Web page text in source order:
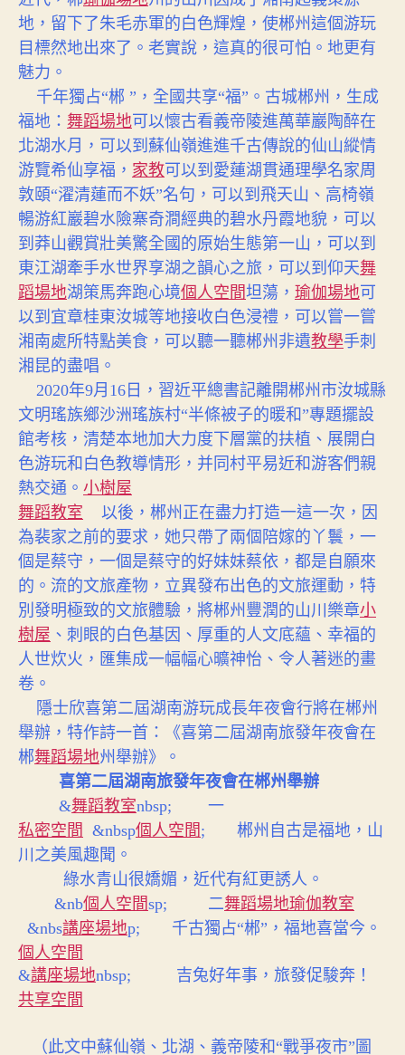
地，留下了朱毛赤軍的白色輝煌，使郴州這個游玩
目標然地出來了。老實說，這真的很可怕。地更有
魅力。
千年獨占“郴 ”，全國共享“福”。古城郴州，生成
福地： 舞蹈場地可以懷古看義帝陵進萬華巖陶醉在
北湖水月，可以到蘇仙嶺進進千古傳說的仙山縱情
游覽希仙享福， 家教可以到愛蓮湖貫通理學名家周
敦頤“濯清蓮而不妖”名句，可以到飛天山、高椅嶺
暢游紅巖碧水險寨奇澗經典的碧水丹霞地貌，可以
到莽山觀賞壯美驚全國的原始生態第一山，可以到
東江湖牽手水世界享湖之韻心之旅，可以到仰天舞
蹈場地湖策馬奔跑心境個人空間坦蕩， 瑜伽場地可
以到宜章桂東汝城等地接收白色浸禮，可以嘗一嘗
湘南處所特點美食，可以聽一聽郴州非遺教學手刺
湘昆的盡唱。
2020年9月16日，習近平總書記離開郴州市汝城縣
文明瑤族鄉沙洲瑤族村“半條被子的暖和”專題擺設
館考核，清楚本地加大力度下層黨的扶植、展開白
色游玩和白色教導情形，并同村平易近和游客們親
熱交通。 小樹屋
舞蹈教室 以後，郴州正在盡力打造一這一次，因
為裴家之前的要求，她只帶了兩個陪嫁的丫鬟，一
個是蔡守，一個是蔡守的好妹妹蔡依，都是自願來
的。流的文旅產物，立異發布出色的文旅運動，特
別發明極致的文旅體驗，將郴州豐潤的山川樂章小
樹屋 、刺眼的白色基因、厚重的人文底蘊、幸福的
人世炊火，匯集成一幅幅心曠神怡、令人著迷的畫
卷。
隱士欣喜第二屆湖南游玩成長年夜會行將在郴州
舉辦，特作詩一首：《喜第二屆湖南旅發年夜會在
郴舞蹈場地州舉辦》。
喜第二屆湖南旅發年夜會在郴州舉辦
&舞蹈教室nbsp; 一
私密空間
&nbsp個人空間 ; 郴州自古是福地，山
川之美風趣聞。
綠水青山很嬌媚，近代有紅更誘人。
&nb個人空間sp; 二舞蹈場地瑜伽教室
&nbs講座場地p; 千古獨占“郴”，福地喜當今。
個人空間
&講座場地nbsp; 吉兔好年事，旅發促駿奔！
共享空間
（此文中蘇仙嶺、北湖、義帝陵和“戰爭夜市”圖